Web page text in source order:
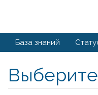
База знаний